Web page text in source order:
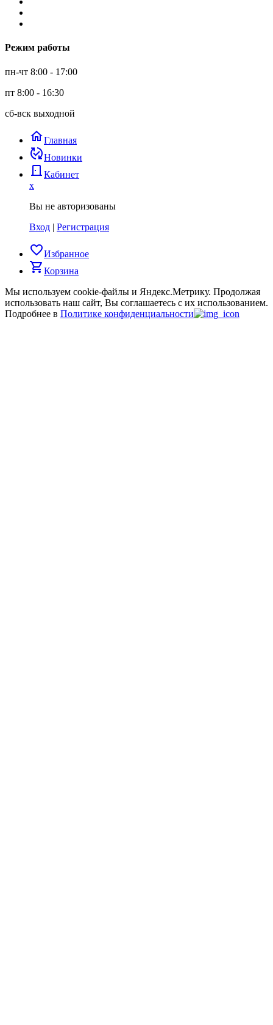
Режим работы
пн-чт 8:00 - 17:00
пт 8:00 - 16:30
сб-вск выходной
homeГлавная
published_with_changesНовинки
door_back Кабинет
x
Вы не авторизованы
Вход | Регистрация
favorite_borderИзбранное
shopping_cartКорзина
Мы используем cookie-файлы и Яндекс.Метрику. Продолжая
использовать наш сайт, Вы соглашаетесь с их использованием.
Подробнее в Политике конфиденциальности